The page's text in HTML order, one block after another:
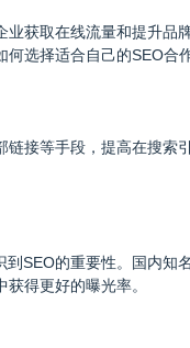
获取在线流量和提升
选择适合自己的SEO合作
接等手段，提高在搜
SEO的重要性。国内
得更好的曝光率。